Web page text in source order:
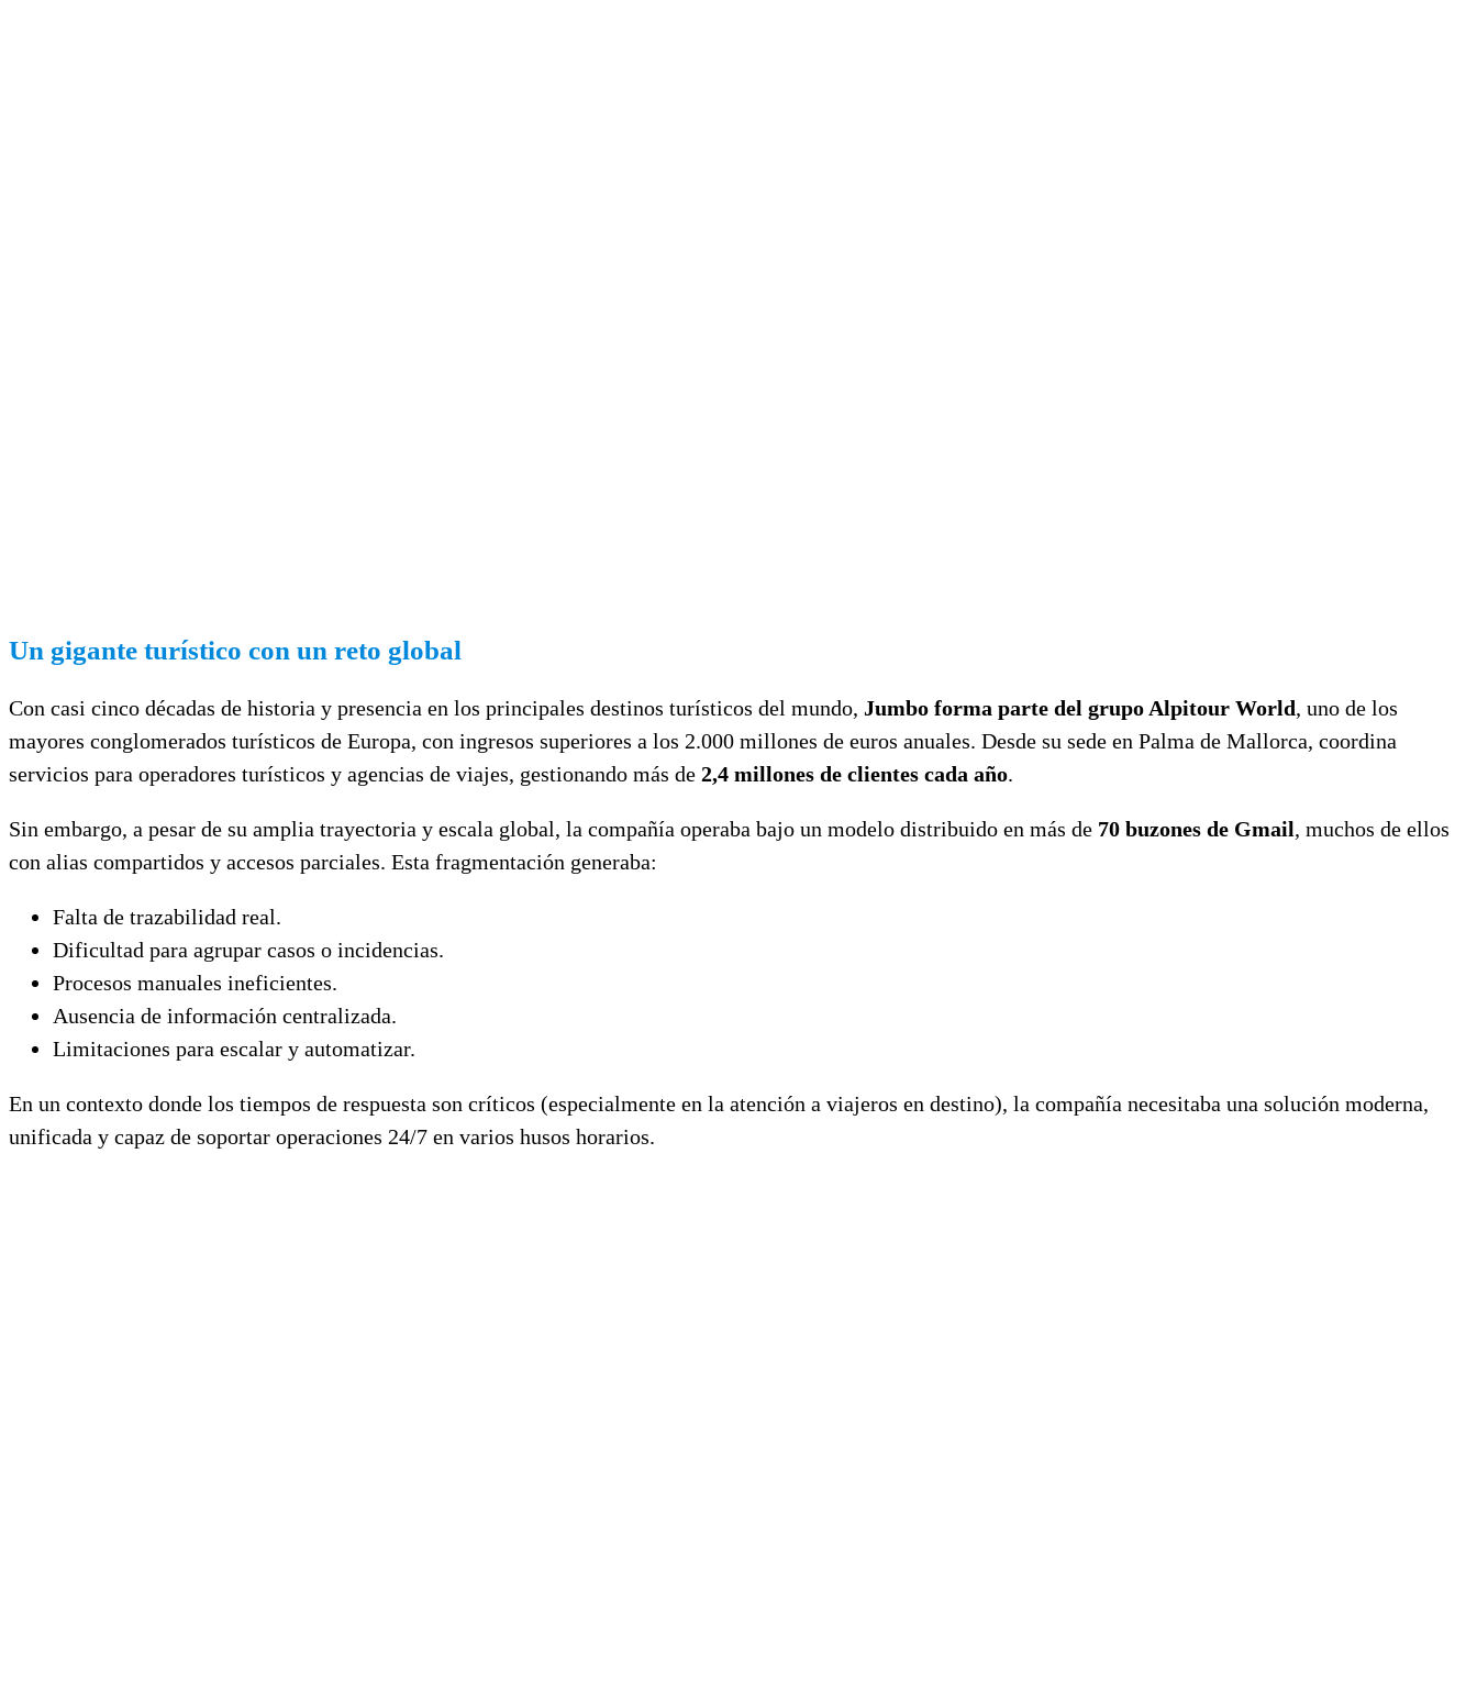
Un gigante turístico con un reto global
Con casi cinco décadas de historia y presencia en los principales destinos turísticos del mundo, Jumbo forma parte del grupo Alpitour World, uno de los
mayores conglomerados turísticos de Europa, con ingresos superiores a los 2.000 millones de euros anuales. Desde su sede en Palma de Mallorca, coordina
servicios para operadores turísticos y agencias de viajes, gestionando más de 2,4 millones de clientes cada año.
Sin embargo, a pesar de su amplia trayectoria y escala global, la compañía operaba bajo un modelo distribuido en más de 70 buzones de Gmail, muchos de ellos
con alias compartidos y accesos parciales. Esta fragmentación generaba:
Falta de trazabilidad real.
Dificultad para agrupar casos o incidencias.
Procesos manuales ineficientes.
Ausencia de información centralizada.
Limitaciones para escalar y automatizar.
En un contexto donde los tiempos de respuesta son críticos (especialmente en la atención a viajeros en destino), la compañía necesitaba una solución moderna,
unificada y capaz de soportar operaciones 24/7 en varios husos horarios.